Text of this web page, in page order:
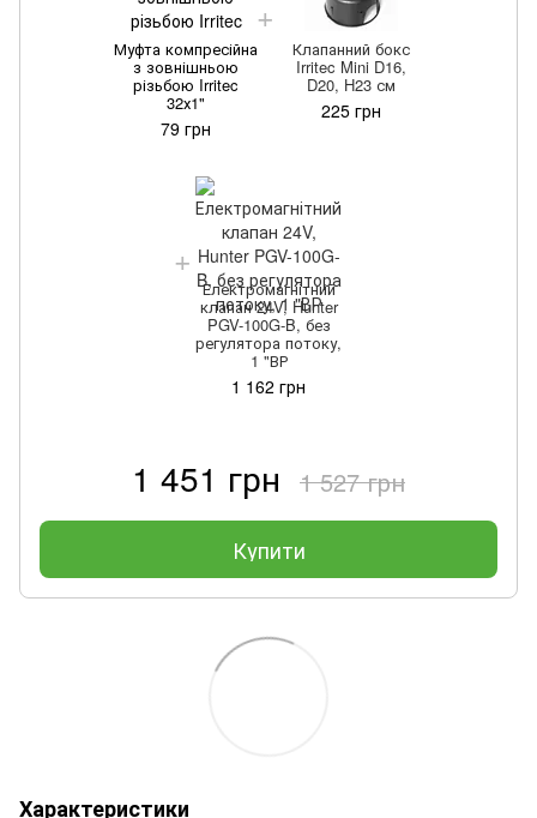
Муфта компресійна
з зовнішньою
різьбою Irritec
32х1"
79 грн
Клапанний бокс
Irritec Mini D16,
D20, H23 см
225 грн
Електромагнітний
клапан 24V, Hunter
PGV-100G-B, без
регулятора потоку,
1 "ВР
1 162 грн
1 451 грн 1 527 грн
Купити
Характеристики